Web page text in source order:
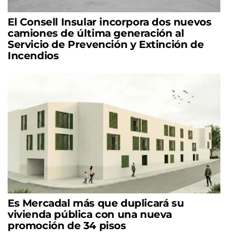
El Consell Insular incorpora dos nuevos
camiones de última generación al
Servicio de Prevención y Extinción de
Incendios
Es Mercadal más que duplicará su
vivienda pública con una nueva
promoción de 34 pisos